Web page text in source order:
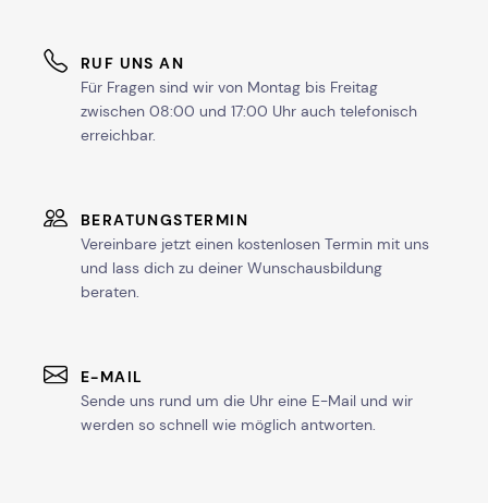
RUF UNS AN
Für Fragen sind wir von Montag bis Freitag
zwischen 08:00 und 17:00 Uhr auch telefonisch
erreichbar.
BERATUNGSTERMIN
Vereinbare jetzt einen kostenlosen Termin mit uns
und lass dich zu deiner Wunschausbildung
beraten.
E-MAIL
Sende uns rund um die Uhr eine E-Mail und wir
werden so schnell wie möglich antworten.